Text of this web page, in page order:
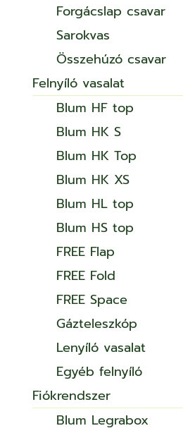
Forgácslap csavar
Sarokvas
Összehúzó csavar
Felnyíló vasalat
Blum HF top
Blum HK S
Blum HK Top
Blum HK XS
Blum HL top
Blum HS top
FREE Flap
FREE Fold
FREE Space
Gázteleszkóp
Lenyíló vasalat
Egyéb felnyíló
Fiókrendszer
Blum Legrabox